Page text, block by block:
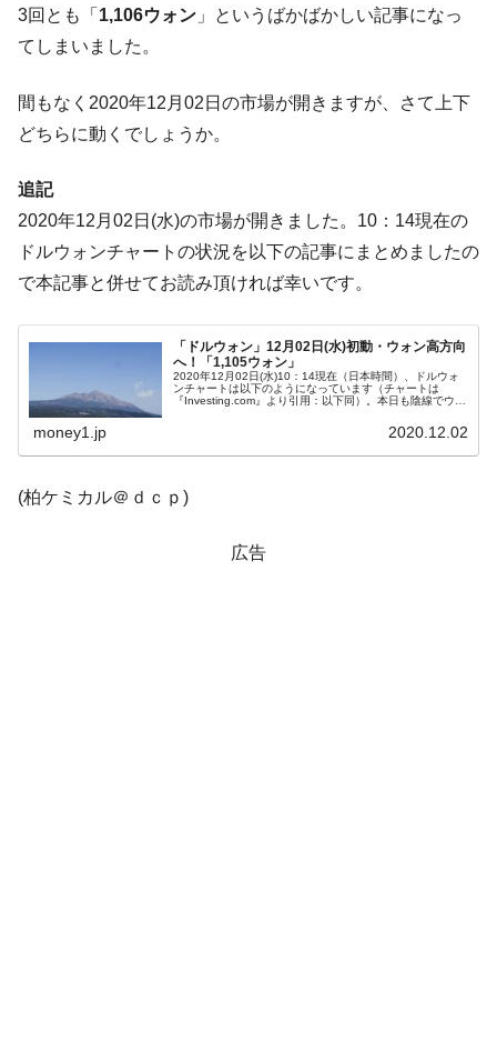
『Money1』
韓国大統領府ボンクラ政策室長が告発され
た ⇒ 国家が行った恐るべき株価操作であり、空前の国政壟
『Money1』
韓国･警察職員が「丸刈りになって抗議活
動」
国の過剰生産が世界を蝕む。
『Money1』
韓国製造業「半導体絶好調」のウラで他業
種は全般的「不調」⇒ PSIが示す現況は決して良くない。
『Money1』
【米韓激突案件】韓国消費者院が『クーパ
韓国で猛暑。南東部では干ばつ
『Money1』
韓国型イージス搭載の次世代駆逐艦
「KDDX」1番艦、2032年竣工と公示
『Money1』
【対日本円】ウォン安が急進！ 日米の協調
韓国政府『BYD』車への補助金を全廃 ⇒ 実
3回とも「 1,106ウォン 」というばかばかしい記事になっ
てしまいました。
間もなく2020年12月02日の市場が開きますが、さて上下
どちらに動くでしょうか。
追記
2020年12月02日(水)の市場が開きました。10：14現在の
ドルウォンチャートの状況を以下の記事にまとめましたの
で本記事と併せてお読み頂ければ幸いです。
「ドルウォン」12月02日(水)初動・ウォン高方向
へ！「1,105ウォン」
2020年12月02日(水)10：14現在（日本時間）、ドルウォ
ンチャートは以下のようになっています（チャートは
『Investing.com』より引用：以下同）。本日も陰線でウォ
money1.jp 2020.12.02
(柏ケミカル＠ｄｃｐ)
広告